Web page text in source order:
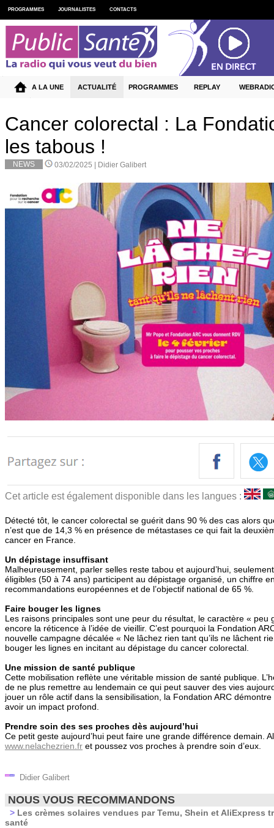
Cancer colorectal : La
les tabous !
NEWS 03/02/2025 | Didier Galibert
Cet article est également disponible dans les langues :
Détecté tôt, le cancer colorectal se guérit dans 90 % des cas alors
n’est que de 14,3 % en présence de métastases ce qui fait la
cancer en France.
Un dépistage insuffisant
Malheureusement, parler selles reste tabou et aujourd’hui,
éligibles (50 à 74 ans) participent au dépistage organisé, un chiffre
recommandations européennes et de l’objectif national de 65 %.
Faire bouger les lignes
Les raisons principales sont une peur du résultat, le caractère « peu
encore la réticence à l’idée de vieillir. C’est pourquoi la Fondation
nouvelle campagne décalée « Ne lâchez rien tant qu’ils ne lâchent
bouger les lignes en incitant au dépistage du cancer colorectal.
Une mission de santé publique
Cette mobilisation reflète une véritable mission de santé publique.
de ne plus remettre au lendemain ce qui peut sauver des vies
jouer un rôle actif dans la sensibilisation, la Fondation ARC démontre
avoir un impact profond.
Prendre soin des ses proches dès aujourd’hui
Ce petit geste aujourd’hui peut faire une grande différence demain.
www.nelachezrien.fr et poussez vos proches à prendre soin d’eux.
Didier Galibert
NOUS VOUS RECOMMANDONS
> Les crèmes solaires vendues par Temu, Shein et AliExpress
santé
PROGRAMMES JOURNALISTES CONTACTS
A LA UNE ACTUALITÉ PROGRAMMES REPLAY